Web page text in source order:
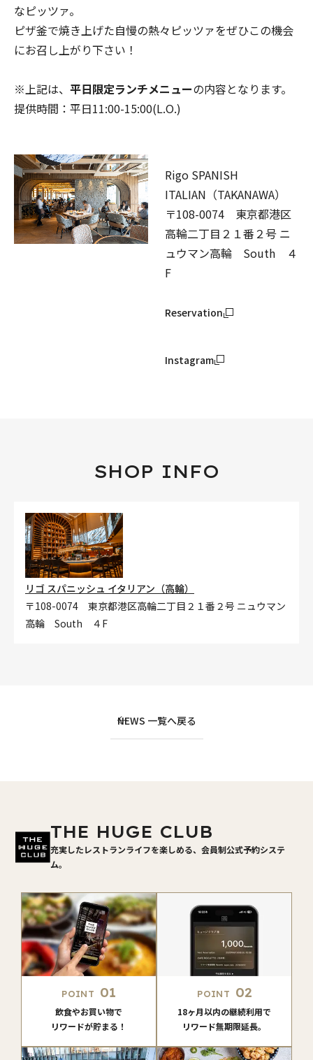
なピッツァ。
ピザ釜で焼き上げた自慢の熱々ピッツァをぜひこの機会
にお召し上がり下さい！
※上記は、 平日限定ランチメニューの内容となります。
提供時間：平日11:00-15:00(L.O.)
Rigo SPANISH
ITALIAN（TAKANAWA）
〒108-0074 東京都港区
高輪二丁目２１番２号 ニ
ュウマン高輪 South ４
F
Reservation
Instagram
SHOP INFO
リゴ スパニッシュ イタリアン（高輪）
〒108-0074 東京都港区高輪二丁目２１番２号 ニュウマン
高輪 South ４F
NEWS 一覧へ戻る
THE HUGE CLUB
充実したレストランライフを楽しめる、会員制公式予約システ
ム。
POINT 01
飲食やお買い物で
リワードが貯まる！
POINT 02
18ヶ月以内の継続利用で
リワード無期限延長。